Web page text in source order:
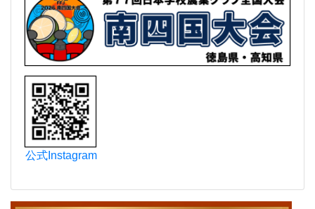
公式Instagram